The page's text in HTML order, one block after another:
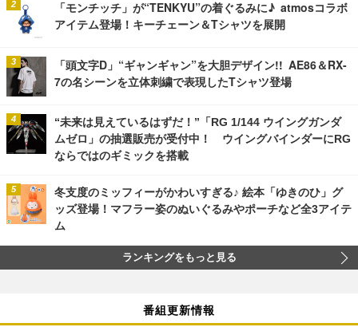
「モンチッチ」が“TENKYU”の着ぐるみに♪ atmosコラボ
アイテム登場！キーチェーン＆Tシャツを展開
「頭文字D」“ギャンギャン”を大胆デザイン!! AE86＆RX-
7の名シーンを立体刺繍で表現したTシャツ登場
“未来は見えているはずだ！”「RG 1/144 ウイングガンダ
ムゼロ」の抽選販売が受付中！ ウイングバインダーにRG
ならではのギミックを搭載
冬支度のミッフィーがかわいすぎる♪ 絵本「ゆきのひ」グ
ッズ登場！マフラー姿のぬいぐるみやポーチなど全3アイテ
ム
ランキングをもっと見る
番組更新情報